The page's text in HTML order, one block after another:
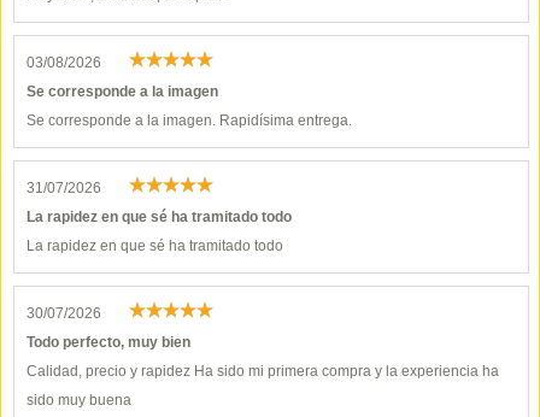
03/08/2026
Se corresponde a la imagen
Se corresponde a la imagen. Rapidísima entrega.
31/07/2026
La rapidez en que sé ha tramitado todo
La rapidez en que sé ha tramitado todo
30/07/2026
Todo perfecto, muy bien
Calidad, precio y rapidez Ha sido mi primera compra y la experiencia ha
sido muy buena